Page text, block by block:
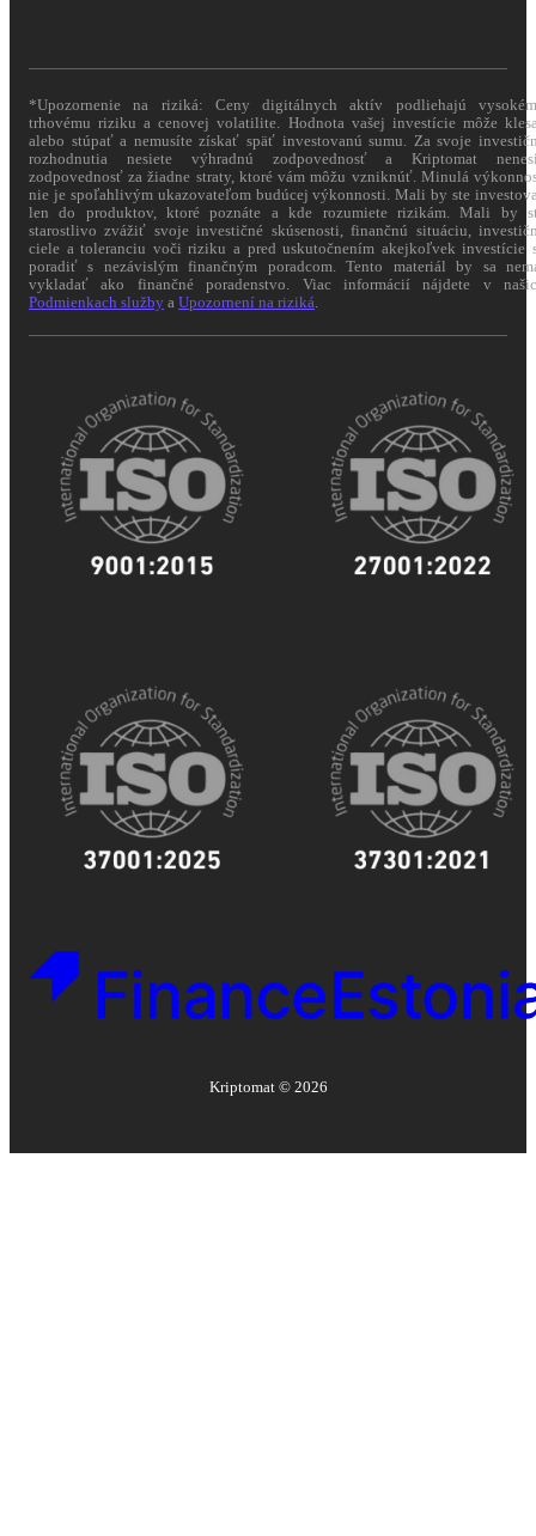
*Upozornenie na riziká: Ceny digitálnych aktív podliehajú
trhovému riziku a cenovej volatilite. Hodnota vašej investície môže
alebo stúpať a nemusíte získať späť investovanú sumu. Za svoje
rozhodnutia nesiete výhradnú zodpovednosť a Kriptomat
zodpovednosť za žiadne straty, ktoré vám môžu vzniknúť. Minulá
nie je spoľahlivým ukazovateľom budúcej výkonnosti. Mali by ste
len do produktov, ktoré poznáte a kde rozumiete rizikám. Mali by
starostlivo zvážiť svoje investičné skúsenosti, finančnú situáciu,
ciele a toleranciu voči riziku a pred uskutočnením akejkoľvek investície
poradiť s nezávislým finančným poradcom. Tento materiál by sa
vykladať ako finančné poradenstvo. Viac informácií nájdete v
Podmienkach služby a Upozornení na riziká
Kriptomat © 2026